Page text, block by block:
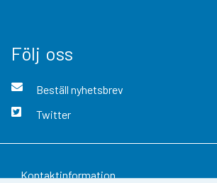
Följ oss
Beställ nyhetsbrev
Twitter
Kontaktinformation